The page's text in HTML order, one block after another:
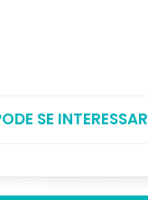
SE INTERESSAR